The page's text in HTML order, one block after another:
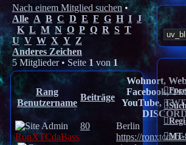
Nach einem Mitglied suchen •
Alle A B C D E F G H I J
K L M N O P Q R S T
U V W X Y Z
Anderes Zeichen
5 Mitglieder • Seite1von1
Rang
Benutzername
Beiträge
Wohnort,
Facebook,
YouTube,
RonXTCdaBass
80
Berlin
https://
MT-